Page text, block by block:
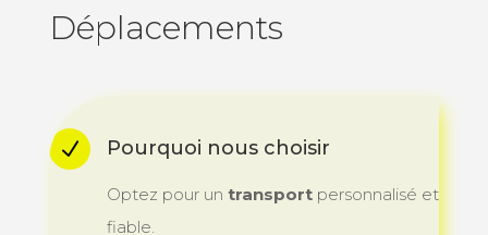
Déplacements
N Pourquoi nous choisir
Optez pour un transportpersonnalisé et
fiable.